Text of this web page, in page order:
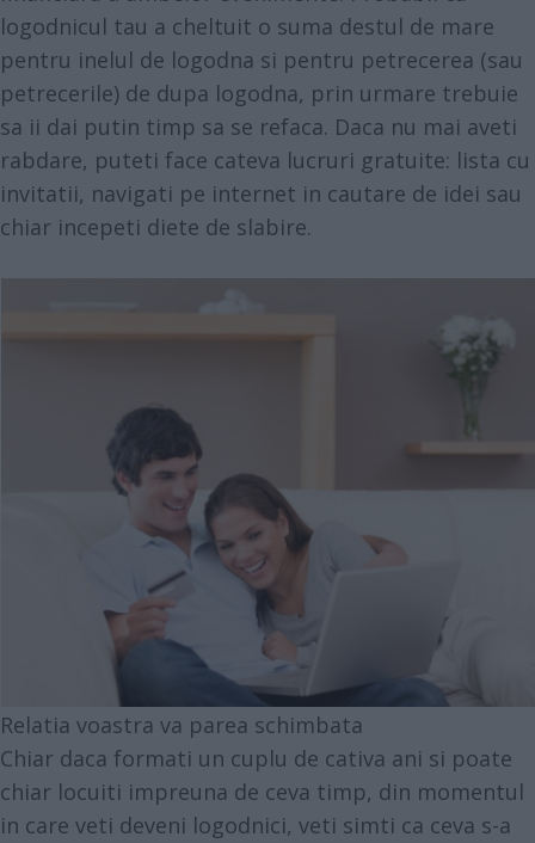
logodnicul tau a cheltuit o suma destul de mare
pentru inelul de logodna si pentru petrecerea (sau
petrecerile) de dupa logodna, prin urmare trebuie
sa ii dai putin timp sa se refaca. Daca nu mai aveti
rabdare, puteti face cateva lucruri gratuite: lista cu
invitatii, navigati pe internet in cautare de idei sau
chiar incepeti diete de slabire.
Relatia voastra va parea schimbata
Chiar daca formati un cuplu de cativa ani si poate
chiar locuiti impreuna de ceva timp, din momentul
in care veti deveni logodnici, veti simti ca ceva s-a